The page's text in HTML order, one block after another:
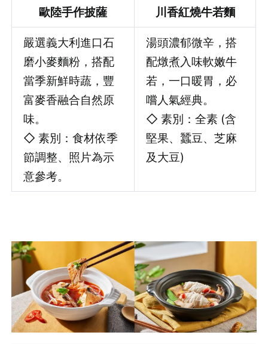
歐陸手作披薩 川香紅燒牛若麵
嚴選義大利進口石
磨小麥麵粉，搭配
當季新鮮時蔬，豐
富麥香融合自然原
味。
◇ 素別：食材依季
節調整、照片為示
意參考。
湯頭濃郁微辛，搭
配燉煮入味軟嫩牛
若，一口暖胃，必
嚐人氣經典。
◇ 素別：全素 (含
堅果、蠶豆、芝麻
及大豆)